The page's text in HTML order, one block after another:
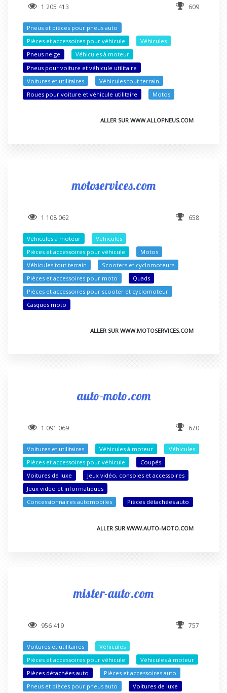
1 205 413 609
Pneus et pièces pour pneus auto
Pièces et accessoires pour véhicule
Véhicules
Pneus neige
Véhicules à moteur
Pneus pour voiture et véhicule utilitaire
Voitures et utilitaires
Véhicules tout terrain
Roues pour voiture et véhicule utilitaire
Motos
ALLER SUR WWW.ALLOPNEUS.COM
motoservices.com
1 108 062 658
Véhicules à moteur
Véhicules
Pièces et accessoires pour véhicule
Motos
Véhicules tout terrain
Scooters et cyclomoteurs
Pièces et accessoires pour moto
Quads
Pièces et accessoires pour scooter et cyclomoteur
Casques moto
ALLER SUR WWW.MOTOSERVICES.COM
auto-moto.com
1 091 069 670
Voitures et utilitaires Véhicules à moteur
Véhicules
Pièces et accessoires pour véhicule
Coupés
Voitures de luxe
Jeux vidéo, consoles et accessoires
Jeux vidéo et informatiques
Concessionnaires automobiles
Pièces détachées auto
ALLER SUR WWW.AUTO-MOTO.COM
mister-auto.com
956 419 757
Voitures et utilitaires
Véhicules
Pièces et accessoires pour véhicule
Véhicules à moteur
Pièces détachées auto
Pièces et accessoires auto
Pneus et pièces pour pneus auto
Voitures de luxe